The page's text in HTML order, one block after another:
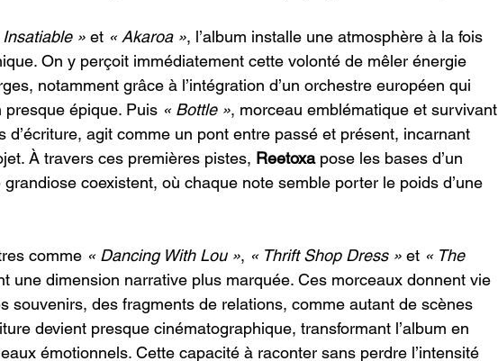
Insatiable » et « Akaroa », l’album installe une atmosphère à la fois
On y perçoit immédiatement cette volonté de mêler énergie
notamment grâce à l’intégration d’un orchestre européen qui
épique. Puis « Bottle », morceau emblématique et survivant
d’écriture, agit comme un pont entre passé et présent, incarnant
À travers ces premières pistes, Reetoxa pose les bases d’un
grandiose coexistent, où chaque note semble porter le poids d’une
comme « Dancing With Lou », « Thrift Shop Dress » et « The
une dimension narrative plus marquée. Ces morceaux donnent vie
souvenirs, des fragments de relations, comme autant de scènes
devient presque cinématographique, transformant l’album en
émotionnels. Cette capacité à raconter sans perdre l’intensité